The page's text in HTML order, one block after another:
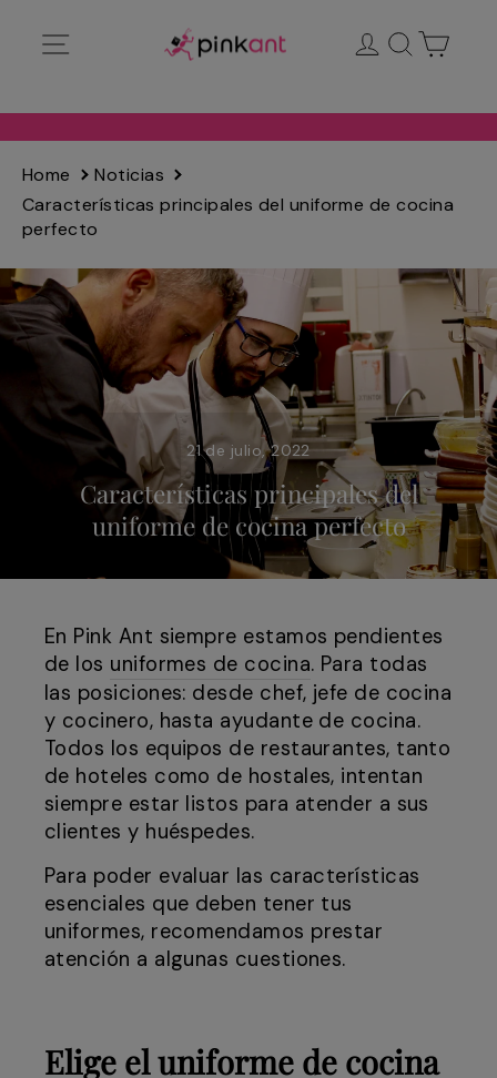
directamente
Ingresar
Buscar
Home
Noticias
Características principales del uniforme de cocina
perfecto
21 de julio, 2022
Características principales del
uniforme de cocina perfecto
En Pink Ant siempre estamos pendientes
de los uniformes de cocina. Para todas
las posiciones: desde chef, jefe de cocina
y cocinero, hasta ayudante de cocina.
Todos los equipos de restaurantes, tanto
de hoteles como de hostales, intentan
siempre estar listos para atender a sus
clientes y huéspedes.
Para poder evaluar las características
esenciales que deben tener tus
uniformes, recomendamos prestar
atención a algunas cuestiones.
Elige el uniforme de cocina